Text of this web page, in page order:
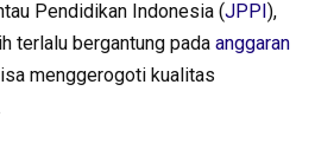
Pendidikan Indonesia (JPPI),
terlalu bergantung pada anggaran
menggerogoti kualitas